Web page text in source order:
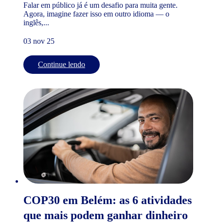
Falar em público já é um desafio para muita gente.
Agora, imagine fazer isso em outro idioma — o
inglês,...
03 nov 25
Continue lendo
COP30 em Belém: as 6 atividades
que mais podem ganhar dinheiro